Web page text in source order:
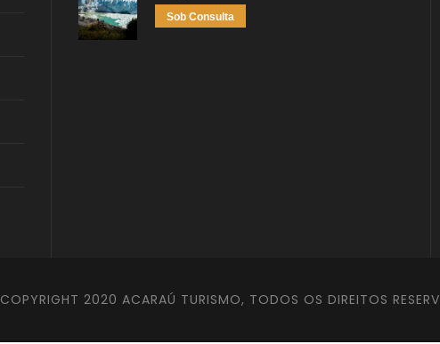
Sob Consulta
COPYRIGHT 2020 ACARAÚ TURISMO, TODOS OS DIREITOS